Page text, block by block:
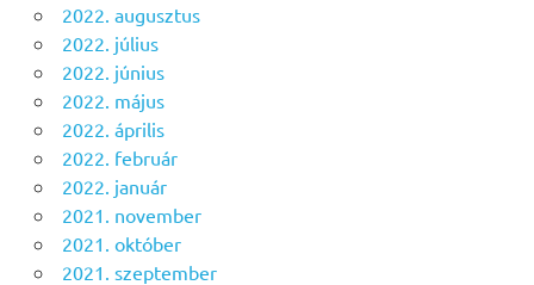
2022. augusztus
2022. július
2022. június
2022. május
2022. április
2022. február
2022. január
2021. november
2021. október
2021. szeptember